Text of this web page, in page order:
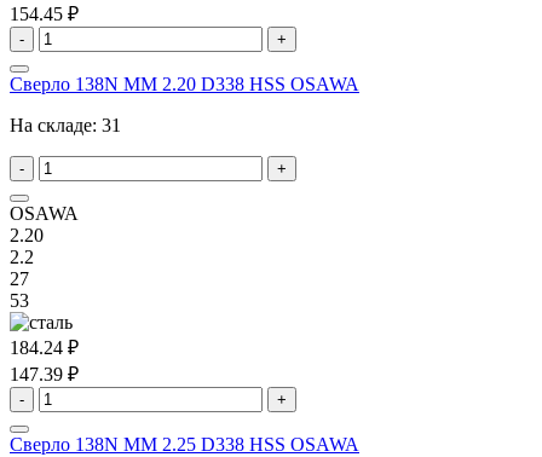
154.45 ₽
- +
Сверло 138N MM 2.20 D338 HSS OSAWA
На складе: 31
- +
OSAWA
2.20
2.2
27
53
184.24 ₽
147.39 ₽
- +
Сверло 138N MM 2.25 D338 HSS OSAWA